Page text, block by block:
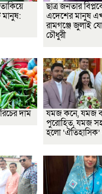
ছাত্র জনতার
এদেশের মানুষ
রামগঞ্জে জুলাই
চৌধুরী
দাম
যমজ কনে, যমজ
পুরোহিত, যমজ
হলো